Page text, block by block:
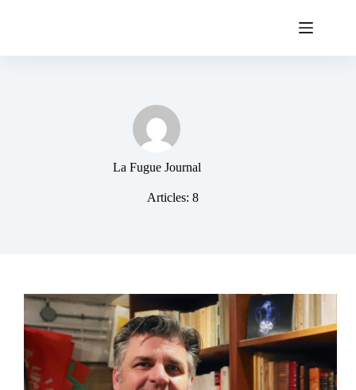
La Fugue Journal
Articles: 8